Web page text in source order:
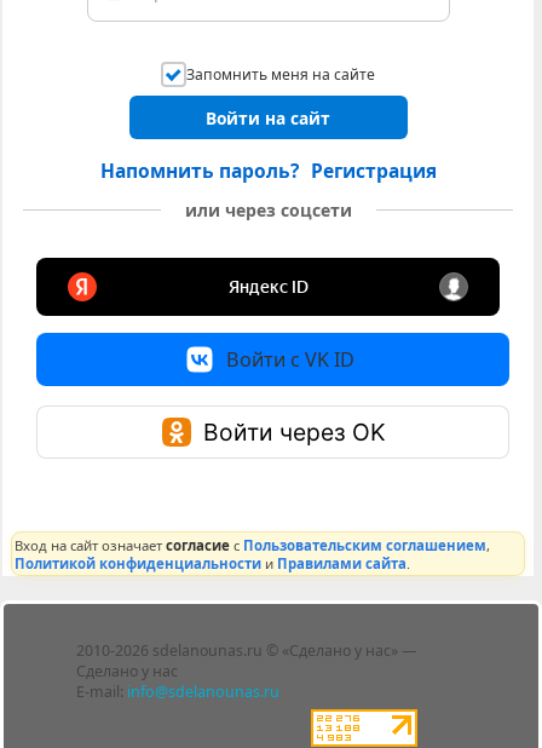
Запомнить меня на сайте
Войти на сайт
Напомнить пароль? Регистрация
или через соцсети
Войти с VK ID
Войти через OK
Вход на сайт означаетсогласие с Пользовательским соглашением,
Политикой конфиденциальности и Правилами сайта
2010-2026 sdelanounas.ru © «Сделано у нас» —
Сделано у нас
E-mail: info@sdelanounas.ru
Блоги
Люди
Политика